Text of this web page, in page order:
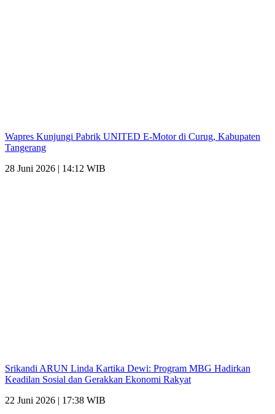
Wapres Kunjungi Pabrik UNITED E-Motor di Curug, Kabupaten
Tangerang
28 Juni 2026 | 14:12 WIB
Srikandi ARUN Linda Kartika Dewi: Program MBG Hadirkan
Keadilan Sosial dan Gerakkan Ekonomi Rakyat
22 Juni 2026 | 17:38 WIB